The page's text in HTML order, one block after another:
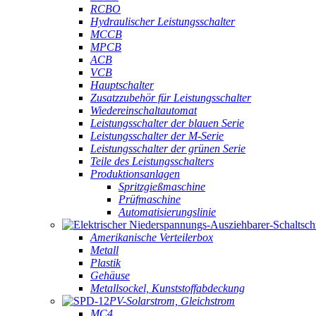
RCBO
Hydraulischer Leistungsschalter
MCCB
MPCB
ACB
VCB
Hauptschalter
Zusatzzubehör für Leistungsschalter
Wiedereinschaltautomat
Leistungsschalter der blauen Serie
Leistungsschalter der M-Serie
Leistungsschalter der grünen Serie
Teile des Leistungsschalters
Produktionsanlagen
Spritzgießmaschine
Prüfmaschine
Automatisierungslinie
Amerikanische Verteilerbox
Metall
Plastik
Gehäuse
Metallsockel, Kunststoffabdeckung
PV-Solarstrom, Gleichstrom
MC4